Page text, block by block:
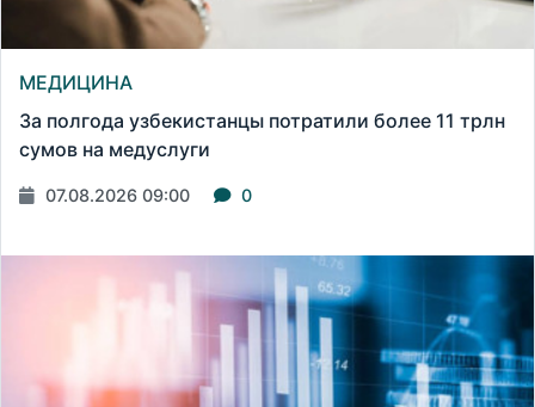
МЕДИЦИНА
За полгода узбекистанцы потратили более 11 трлн
сумов на медуслуги
07.08.2026 09:00 0